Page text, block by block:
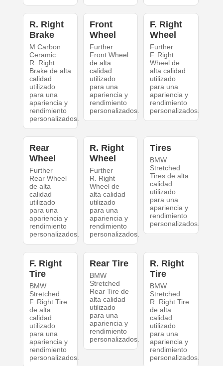
R. Right
Brake
M Carbon
Ceramic
R. Right
Brake de alta
calidad
utilizado
para una
apariencia y
rendimiento
personalizados.
Front
Wheel
Further
Front Wheel
de alta
calidad
utilizado
para una
apariencia y
rendimiento
personalizados.
F. Right
Wheel
Further
F. Right
Wheel de
alta calidad
utilizado
para una
apariencia y
rendimiento
personalizados.
Rear
Wheel
Further
Rear Wheel
de alta
calidad
utilizado
para una
apariencia y
rendimiento
personalizados.
R. Right
Wheel
Further
R. Right
Wheel de
alta calidad
utilizado
para una
apariencia y
rendimiento
personalizados.
Tires
BMW
Stretched
Tires de alta
calidad
utilizado
para una
apariencia y
rendimiento
personalizados.
F. Right
Tire
BMW
Stretched
F. Right Tire
de alta
calidad
utilizado
para una
apariencia y
rendimiento
personalizados.
Rear Tire
BMW
Stretched
Rear Tire de
alta calidad
utilizado
para una
apariencia y
rendimiento
personalizados.
R. Right
Tire
BMW
Stretched
R. Right Tire
de alta
calidad
utilizado
para una
apariencia y
rendimiento
personalizados.